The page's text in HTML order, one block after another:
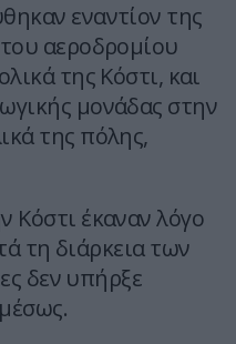
εναντίον της
αεροδρομίου
της Κόστι, και
μονάδας στην
της πόλης,
Κόστι έκαναν λόγο
τη διάρκεια των
δεν υπήρξε